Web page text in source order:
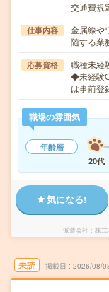
交通費規
仕事内容
金属線や
随する業
応募資格
職種未経
◆未経験
は事前登
職場の雰囲気
年齢層
20代
気になる!
派遣会社 株
未読 掲載日 2026/08/